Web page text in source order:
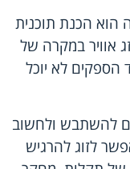
הוא הכנת תוכנית
אוויר במקרה של
הספקים לא יוכל
להשתבש ולחשוב
לזוג להרגיש